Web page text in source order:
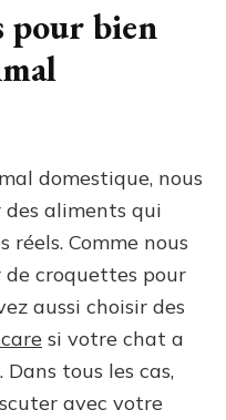
pour bien
domestique, nous
des aliments qui
réels. Comme nous
de croquettes pour
aussi choisir des
si votre chat a
tous les cas,
avec votre